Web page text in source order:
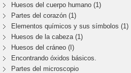
Huesos del cuerpo humano (1)
Partes del corazón (1)
Elementos químicos y sus símbolos (1)
Huesos de la cabeza (1)
Huesos del cráneo (I)
Encontrando óxidos básicos.
Partes del microscopio